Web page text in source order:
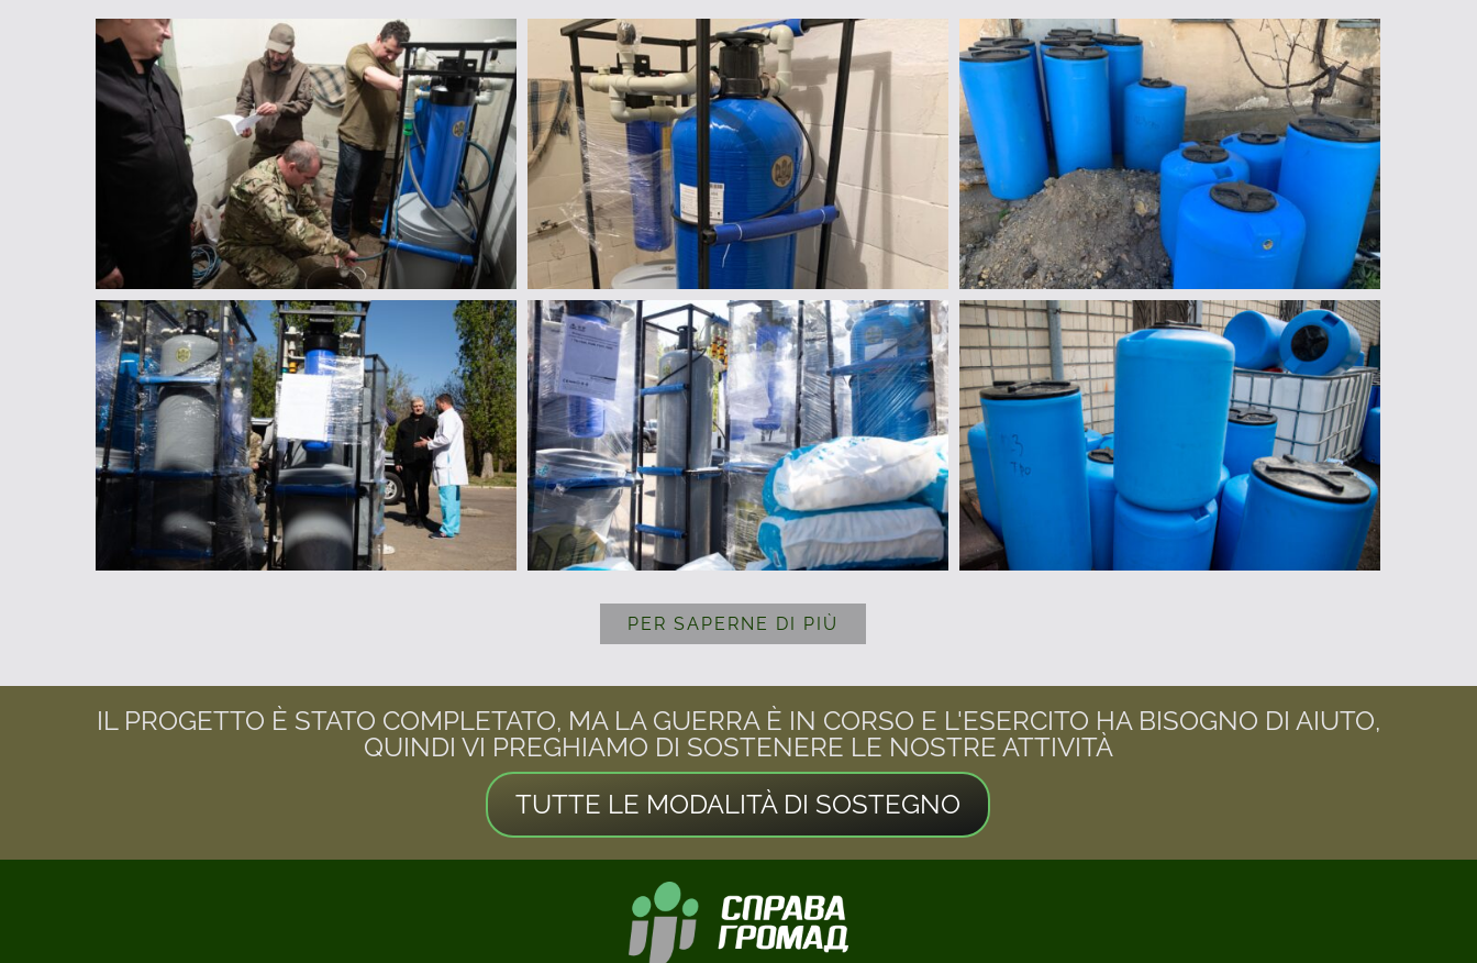
PER SAPERNE DI PIÙ
IL PROGETTO È STATO COMPLETATO, MA LA GUERRA È IN CORSO E L'ESERCITO HA BISOGNO DI AIUTO,
QUINDI VI PREGHIAMO DI SOSTENERE LE NOSTRE ATTIVITÀ
TUTTE LE MODALITÀ DI SOSTEGNO